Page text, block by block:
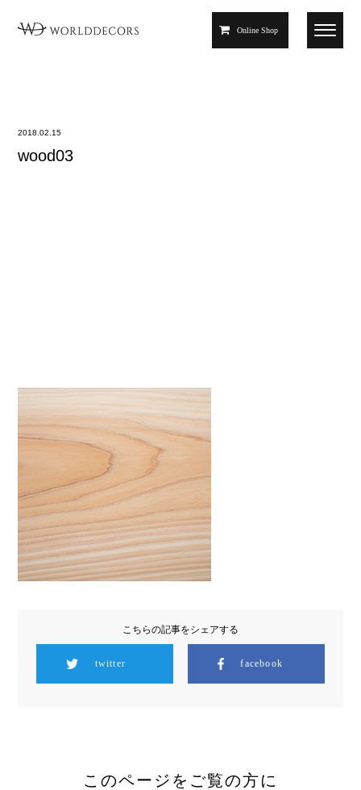
Online Shop
2018.02.15
wood03
こちらの記事をシェアする
twitter facebook
このページをご覧の方に